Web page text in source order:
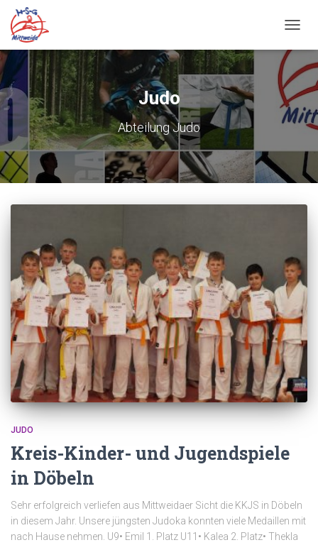
Judo
Abteilung Judo
JUDO
Kreis-Kinder- und Jugendspiele
in Döbeln
Sehr erfolgreich verliefen aus Mittweidaer Sicht die KKJS in Döbeln
in diesem Jahr. Unsere jüngsten Judoka konnten viele Medaillen mit
nach Hause nehmen. U9•⁠ ⁠Emil 1. Platz U11•⁠ ⁠Kalea 2. Platz•⁠ ⁠Thekla